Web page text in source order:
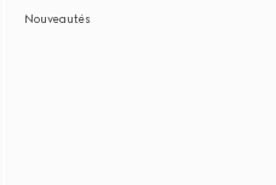
Nouveautés